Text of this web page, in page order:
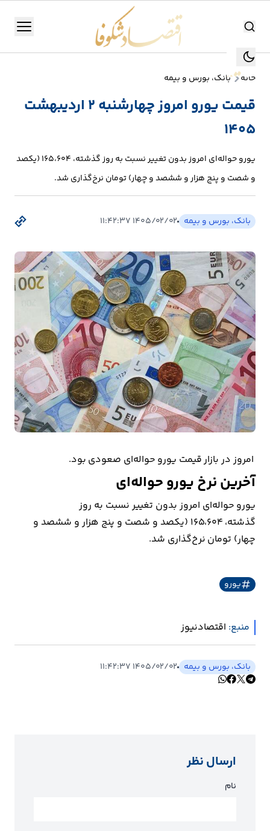
جستجو جستجو
منو
تولید
صنعت
انرژی
بانک،
و
بیمه
اقتصاد
جهان
بازار
و
تجارت
کشاورزی
راه
مسکن
اقتصاد
ایران
عمومی
نوتیف
شناور
خانه بانک، بورس و بیمه
قیمت یورو امروز چهارشنبه ۲ اردیبهشت
۱۴۰۵
یورو حواله‌ای امروز بدون تغییر نسبت به روز گذشته، 165،604 (یکصد
و شصت و پنج هزار و ششصد و چهار) تومان نرخ‌گذاری شد.
بانک، بورس و بیمه ۱۴۰۵/۰۲/۰۲ ۱۱:۴۲:۳۷
امروز در بازار قیمت یورو حواله‌ای صعودی بود.
آخرین نرخ یورو حواله‌ای
یورو حواله‌ای امروز بدون تغییر نسبت به روز
گذشته، 165،604 (یکصد و شصت و پنج هزار و ششصد و
چهار) تومان نرخ‌گذاری شد.
یورو
منبع: اقتصادنیوز
بانک، بورس و بیمه ۱۴۰۵/۰۲/۰۲ ۱۱:۴۲:۳۷
ارسال نظر
نام